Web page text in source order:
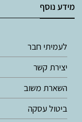
מידע נוסף
לעמיתי חבר
יצירת קשר
השארת משוב
ביטול עסקה